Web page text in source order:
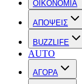
OIKONOMIA
ΑΠΟΨΕΙΣ
BUZZLIFE
AUTO
ΑΓΟΡΑ